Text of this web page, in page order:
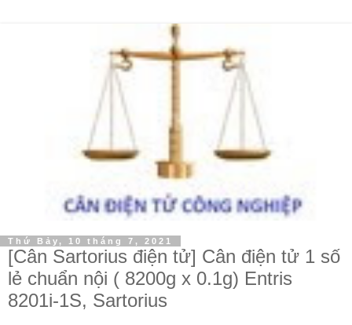
Thứ Bảy, 10 tháng 7, 2021
[Cân Sartorius điện tử] Cân điện tử 1 số
lẻ chuẩn nội ( 8200g x 0.1g) Entris
8201i-1S, Sartorius